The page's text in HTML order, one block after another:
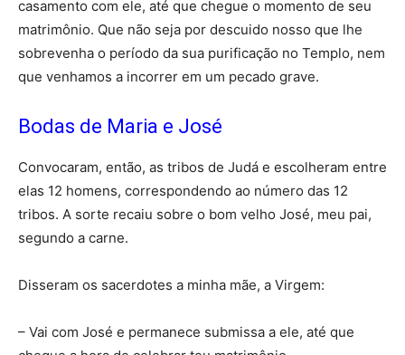
casamento com ele, até que chegue o momento de seu
matrimônio. Que não seja por descuido nosso que lhe
sobrevenha o período da sua purificação no Templo, nem
que venhamos a incorrer em um pecado grave.
Bodas de Maria e José
Convocaram, então, as tribos de Judá e escolheram entre
elas 12 homens, correspondendo ao número das 12
tribos. A sorte recaiu sobre o bom velho José, meu pai,
segundo a carne.
Disseram os sacerdotes a minha mãe, a Virgem:
– Vai com José e permanece submissa a ele, até que